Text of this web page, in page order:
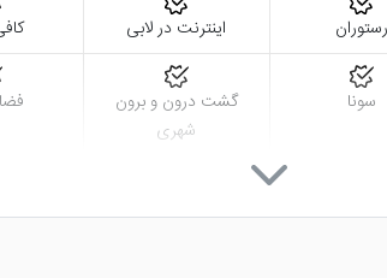
اشاره کرد که در منطقه شیشلی قرار رستوران اینترنت در لابی
سونا
گشت درون و برون
شهری